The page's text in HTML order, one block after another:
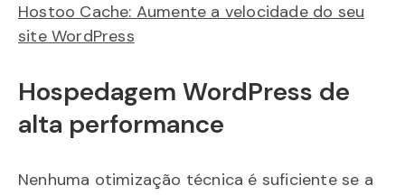
Hostoo Cache: Aumente a velocidade do seu
site WordPress
Hospedagem WordPress de
alta performance
Nenhuma otimização técnica é suficiente se a